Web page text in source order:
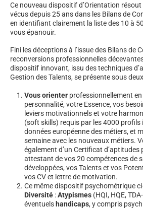
Ce nouveau dispositif d’Orientation
vécus depuis 25 ans dans les Bilans de
en identifiant clairement la liste des 10 à
vous épanouir.
Fini les déceptions à l’issue des Bilans de
reconversions professionnelles
dispositif innovant, issu des techniques
Gestion des Talents, se présente sous
Vous orienter professionnellement
personnalité, votre Essence, vos
leviers motivationnels et votre
(soft skills) requis par les 4000 profils
données européenne des métiers, et
semaine avec les nouveaux métiers.
également d’un Certificat d’aptitudes
attestant de vos 20 compétences de
développées, vos Talents et vos
vos CV et lettre de motivation.
Ce même dispositif psychométrique
Diversité :Atypismes (HQI, HQE,
éventuels handicaps, y compris